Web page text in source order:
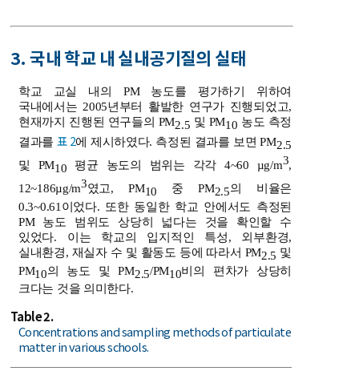
3. 국내 학교 내 실내공기질의 실태
학교 교실 내의 PM 농도를 평가하기 위하여
국내에서는 2005년부터 활발한 연구가 진행되었고,
현재까지 진행된 연구들의 PM2.5 및 PM10 농도 측정
결과를표 2에 제시하였다. 측정된 결과를 보면 PM2.5
및 PM10 평균 농도의 범위는 각각 4~60 µg/m3,
12~186µg/m3였고, PM10 중 PM2.5의 비율은
0.3~0.61이었다. 또한 동일한 학교 안에서도 측정된
PM 농도 범위도 상당히 넓다는 것을 확인할 수
있었다. 이는 학교의 입지적인 특성, 외부환경,
실내환경, 재실자 수 및 활동도 등에 따라서 PM2.5 및
PM10의 농도 및 PM2.5/PM10비의 편차가 상당히
크다는 것을 의미한다.
Table 2.
Concentrations and sampling methods of particulate
matter in various schools.